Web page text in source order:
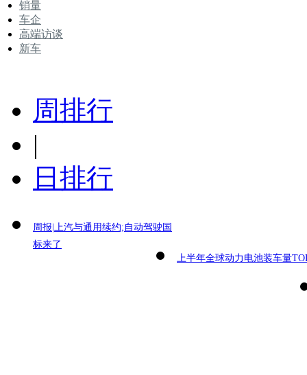
销量
车企
高端访谈
新车
周排行
|
日排行
周报|上汽与通用续约;自动驾驶国
标来了
上半年全球动力电池装车量